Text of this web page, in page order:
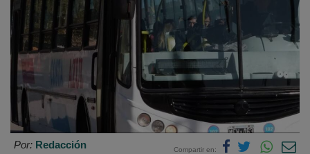
Por: Redacción Compartir en: